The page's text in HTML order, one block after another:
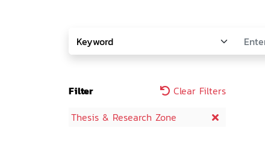
Filter
Clear Filters
Thesis & Research Zone